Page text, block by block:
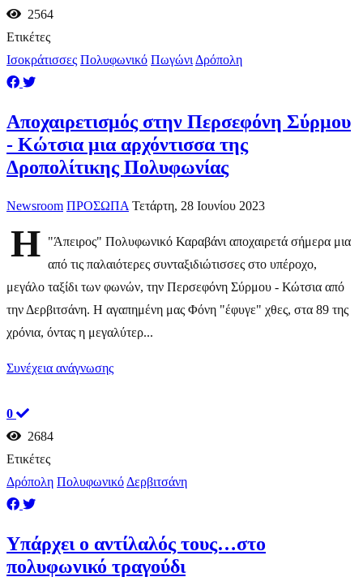
2564
Ετικέτες
Ισοκράτισσες Πολυφωνικό Πωγώνι Δρόπολη
Αποχαιρετισμός στην Περσεφόνη Σύρμου
- Κώτσια μια αρχόντισσα της
Δροπολίτικης Πολυφωνίας
Newsroom ΠΡΟΣΩΠΑ Τετάρτη, 28 Ιουνίου 2023
Η
"Άπειρος" Πολυφωνικό Καραβάνι αποχαιρετά σήμερα μια
από τις παλαιότερες συνταξιδιώτισσες στο υπέροχο,
μεγάλο ταξίδι των φωνών, την Περσεφόνη Σύρμου - Κώτσια από
την Δερβιτσάνη. Η αγαπημένη μας Φόνη "έφυγε" χθες, στα 89 της
χρόνια, όντας η μεγαλύτερ...
Συνέχεια ανάγνωσης
0
2684
Ετικέτες
Δρόπολη Πολυφωνικό Δερβιτσάνη
Υπάρχει ο αντίλαλός τους…στο
πολυφωνικό τραγούδι